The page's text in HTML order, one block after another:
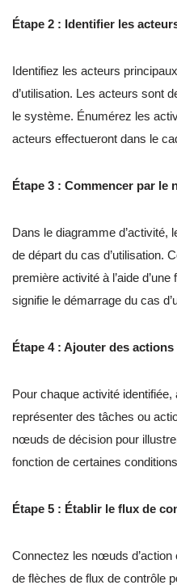
Étape 2 : Identifier les
Identifiez les acteurs
d’utilisation. Les acteurs sont
le système. Énumérez les
acteurs effectueront dans le
Étape 3 : Commencer par le
Dans le diagramme d’activité,
de départ du cas d’utilisation.
première activité à l’aide
signifie le démarrage du cas
Étape 4 : Ajouter des
Pour chaque activité
représenter des tâches ou
nœuds de décision pour
fonction de certaines
Étape 5 : Établir le flux de
Connectez les nœuds
de flèches de flux de contrôle